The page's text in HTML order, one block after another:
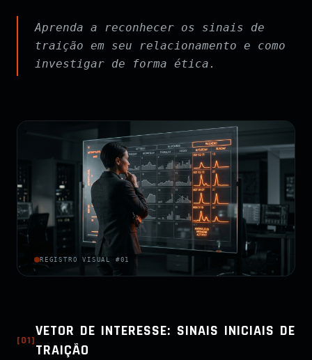
Aprenda a reconhecer os sinais de
traição em seu relacionamento e como
investigar de forma ética.
REGISTRO VISUAL #01
[01]
VETOR DE INTERESSE: SINAIS INICIAIS DE
TRAIÇÃO